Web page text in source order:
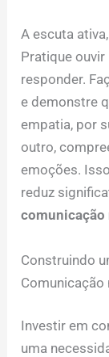
A escuta
Pratique ouvir
responder.
e demonstre
empatia, por
outro,
emoções.
reduz
comunicação
Construindo
Comunicação
Investir em
uma